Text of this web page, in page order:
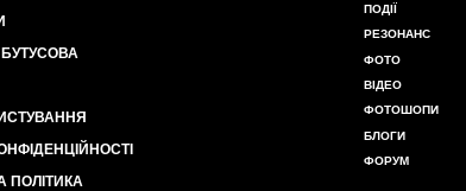
ПОЛІТИКА
ПОДІЇ
РЕЗОНАНС
ФОТО
ВІДЕО
ФОТОШОПИ
БЛОГИ
ФОРУМ